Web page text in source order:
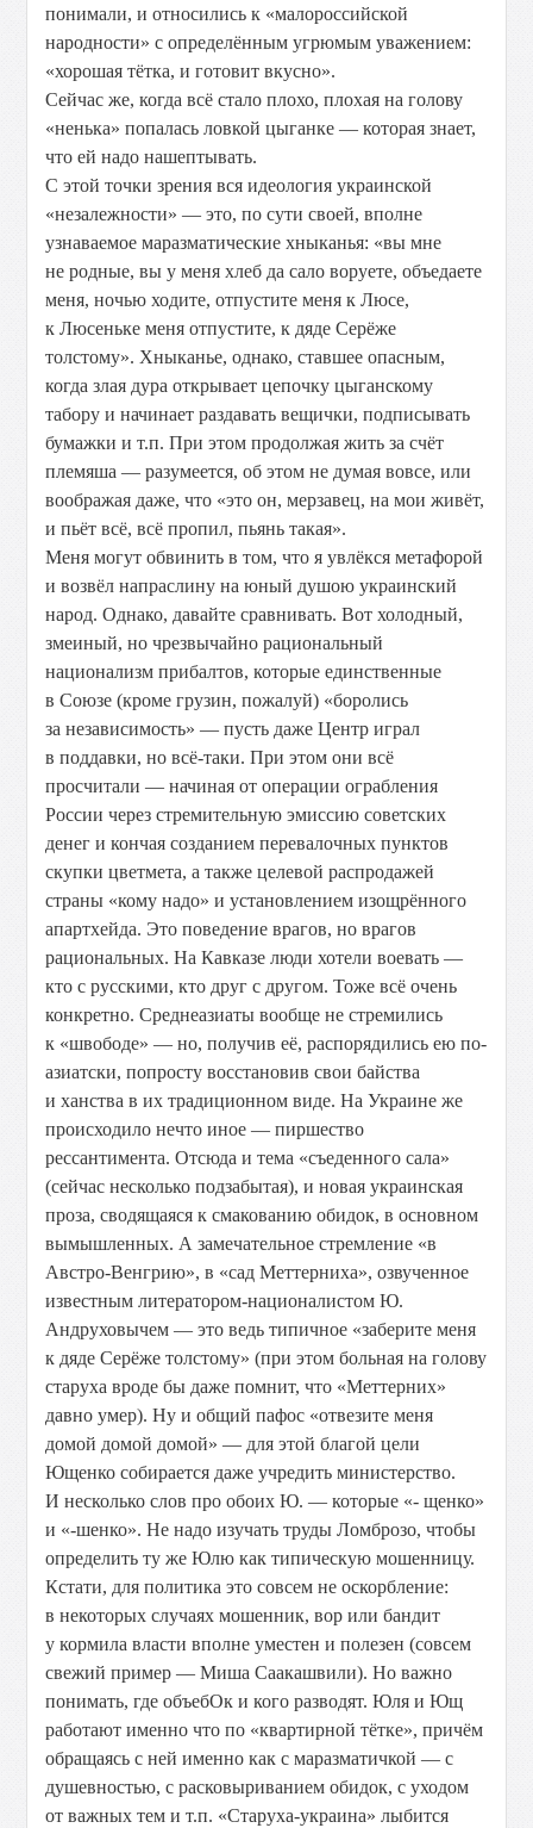
понимали, и относились к «малороссийской
народности» с определённым угрюмым уважением:
«хорошая тётка, и готовит вкусно».
Сейчас же, когда всё стало плохо, плохая на голову
«ненька» попалась ловкой цыганке — которая знает,
что ей надо нашептывать.
С этой точки зрения вся идеология украинской
«незалежности» — это, по сути своей, вполне
узнаваемое маразматические хныканья: «вы мне
не родные, вы у меня хлеб да сало воруете, объедаете
меня, ночью ходите, отпустите меня к Люсе,
к Люсеньке меня отпустите, к дяде Серёже
толстому». Хныканье, однако, ставшее опасным,
когда злая дура открывает цепочку цыганскому
табору и начинает раздавать вещички, подписывать
бумажки и т.п. При этом продолжая жить за счёт
племяша — разумеется, об этом не думая вовсе, или
воображая даже, что «это он, мерзавец, на мои живёт,
и пьёт всё, всё пропил, пьянь такая».
Меня могут обвинить в том, что я увлёкся метафорой
и возвёл напраслину на юный душою украинский
народ. Однако, давайте сравнивать. Вот холодный,
змеиный, но чрезвычайно рациональный
национализм прибалтов, которые единственные
в Союзе (кроме грузин, пожалуй) «боролись
за независимость» — пусть даже Центр играл
в поддавки, но всё-таки. При этом они всё
просчитали — начиная от операции ограбления
России через стремительную эмиссию советских
денег и кончая созданием перевалочных пунктов
скупки цветмета, а также целевой распродажей
страны «кому надо» и установлением изощрённого
апартхейда. Это поведение врагов, но врагов
рациональных. На Кавказе люди хотели воевать —
кто с русскими, кто друг с другом. Тоже всё очень
конкретно. Среднеазиаты вообще не стремились
к «швободе» — но, получив её, распорядились ею по-
азиатски, попросту восстановив свои байства
и ханства в их традиционном виде. На Украине же
происходило нечто иное — пиршество
рессантимента. Отсюда и тема «съеденного сала»
(сейчас несколько подзабытая), и новая украинская
проза, сводящаяся к смакованию обидок, в основном
вымышленных. А замечательное стремление «в
Австро-Венгрию», в «сад Меттерниха», озвученное
известным литератором-националистом Ю.
Андруховычем — это ведь типичное «заберите меня
к дяде Серёже толстому» (при этом больная на голову
старуха вроде бы даже помнит, что «Меттерних»
давно умер). Ну и общий пафос «отвезите меня
домой домой домой» — для этой благой цели
Ющенко собирается даже учредить министерство.
И несколько слов про обоих Ю. — которые «- щенко»
и «-шенко». Не надо изучать труды Ломброзо, чтобы
определить ту же Юлю как типическую мошенницу.
Кстати, для политика это совсем не оскорбление:
в некоторых случаях мошенник, вор или бандит
у кормила власти вполне уместен и полезен (совсем
свежий пример — Миша Саакашвили). Но важно
понимать, где объебОк и кого разводят. Юля и Ющ
работают именно что по «квартирной тётке», причём
обращаясь с ней именно как с маразматичкой — с
душевностью, с расковыриванием обидок, с уходом
от важных тем и т.п. «Старуха-украина» лыбится